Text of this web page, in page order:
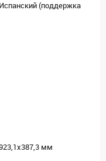
(поддержка
мм